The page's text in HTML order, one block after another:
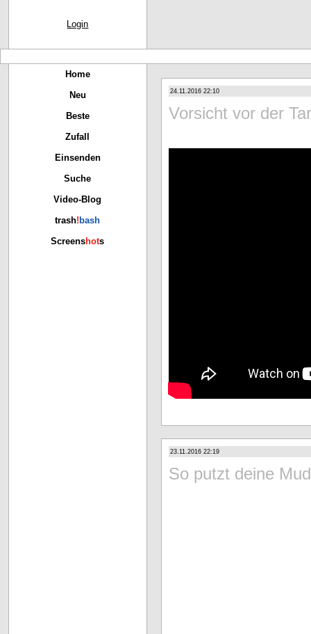
Login
Home
Neu
Beste
Zufall
Einsenden
Suche
Video-Blog
trash! bash
Screenshots
24.11.2016 22:10
Vorsicht vor der
23.11.2016 22:19
So putzt deine